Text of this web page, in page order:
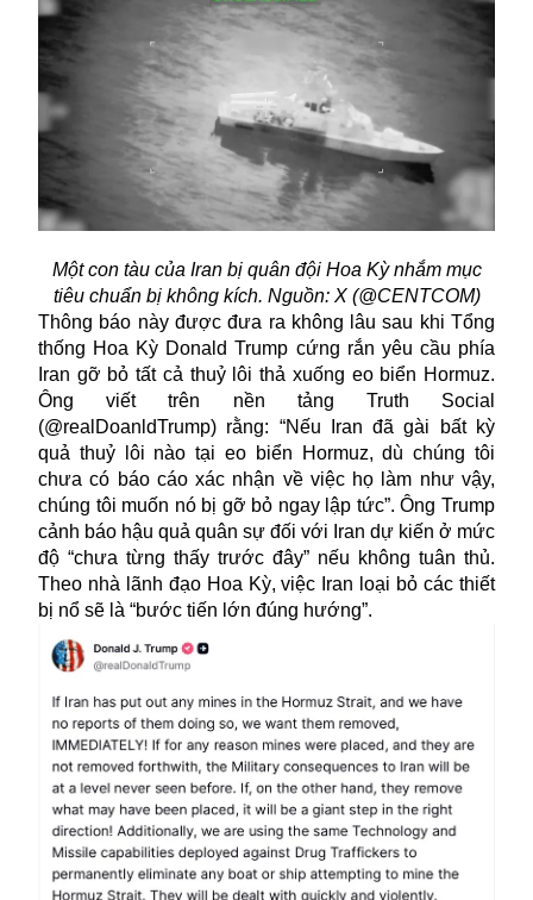
Một con tàu của Iran bị quân đội Hoa Kỳ nhắm mục
tiêu chuẩn bị không kích. Nguồn: X (@CENTCOM)
Thông báo này được đưa ra không lâu sau khi Tổng
thống Hoa Kỳ Donald Trump cứng rắn yêu cầu phía
Iran gỡ bỏ tất cả thuỷ lôi thả xuống eo biển Hormuz.
Ông viết trên nền tảng Truth Social
(@realDoanldTrump) rằng: “Nếu Iran đã gài bất kỳ
quả thuỷ lôi nào tại eo biển Hormuz, dù chúng tôi
chưa có báo cáo xác nhận về việc họ làm như vậy,
chúng tôi muốn nó bị gỡ bỏ ngay lập tức”. Ông Trump
cảnh báo hậu quả quân sự đối với Iran dự kiến ở mức
độ “chưa từng thấy trước đây” nếu không tuân thủ.
Theo nhà lãnh đạo Hoa Kỳ, việc Iran loại bỏ các thiết
bị nổ sẽ là “bước tiến lớn đúng hướng”.